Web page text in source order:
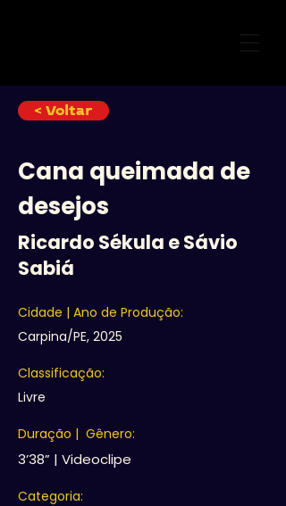
< Voltar
Cana queimada de
desejos
Ricardo Sékula e Sávio
Sabiá
Cidade | Ano de Produção:
Carpina/PE, 2025
Classificação:
Livre
Duração | Gênero:
3’38” | Videoclipe
Categoria: